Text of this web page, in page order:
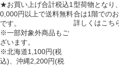
★お買い上げ合計税込1
0,000円以上で送料無料
です。
※一部対象外商品もご
ざいます。
※北海道1,100円(税
込)、沖縄2,200円(税
型荷物となり
合は1階での
詳しくはこち